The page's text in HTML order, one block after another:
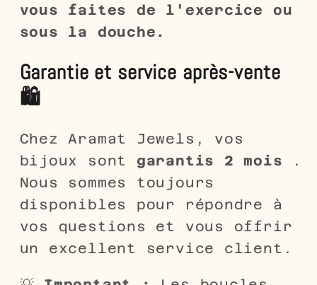
vous faites de l'exercice ou
sous la douche.
Garantie et service après-vente
🛍️
Chez Aramat Jewels, vos
bijoux sont garantis 2 mois .
Nous sommes toujours
disponibles pour répondre à
vos questions et vous offrir
un excellent service client.